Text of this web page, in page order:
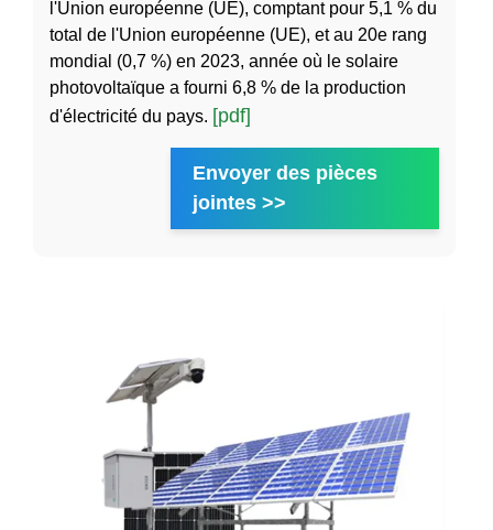
l'Union européenne (UE), comptant pour 5,1 % du
total de l'Union européenne (UE), et au 20e rang
mondial (0,7 %) en 2023, année où le solaire
photovoltaïque a fourni 6,8 % de la production
d'électricité du pays. [pdf]
Envoyer des pièces
jointes >>